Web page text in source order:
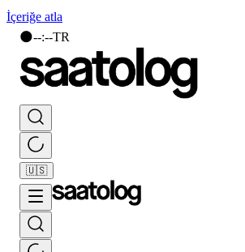
İçeriğe atla
🌑--:--TR
🇺🇸